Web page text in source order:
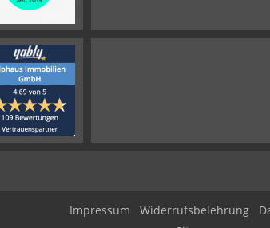
Impressum Widerrufsbelehrung